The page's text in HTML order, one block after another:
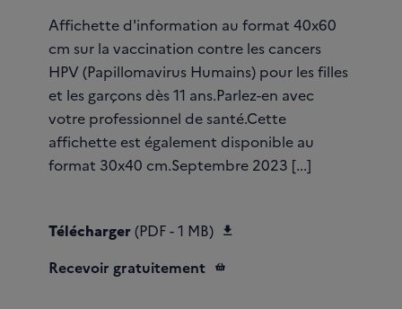
Affichette d'information au format 40x60
cm sur la vaccination contre les cancers
HPV (Papillomavirus Humains) pour les filles
et les garçons dès 11 ans.Parlez-en avec
votre professionnel de santé.Cette
affichette est également disponible au
format 30x40 cm.Septembre 2023 [...]
Télécharger(PDF - 1 MB)
Recevoir gratuitement